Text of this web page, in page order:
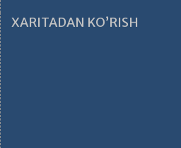
XARITADAN KO’RISH